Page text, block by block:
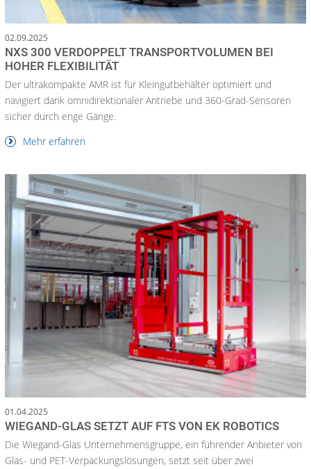
02.09.2025
NXS 300 VERDOPPELT TRANSPORTVOLUMEN BEI
HOHER FLEXIBILITÄT
Der ultrakompakte AMR ist für Kleingutbehälter optimiert und
navigiert dank omnidirektionaler Antriebe und 360-Grad-Sensoren
sicher durch enge Gänge.
Mehr erfahren
01.04.2025
WIEGAND-GLAS SETZT AUF FTS VON EK ROBOTICS
Die Wiegand-Glas Unternehmensgruppe, ein führender Anbieter von
Glas- und PET-Verpackungslösungen, setzt seit über zwei